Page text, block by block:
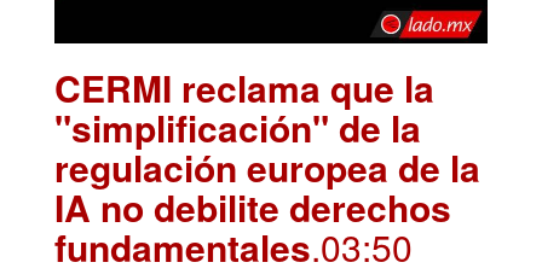
CERMI reclama que la
"simplificación" de la
regulación europea de la
IA no debilite derechos
fundamentales.03:50